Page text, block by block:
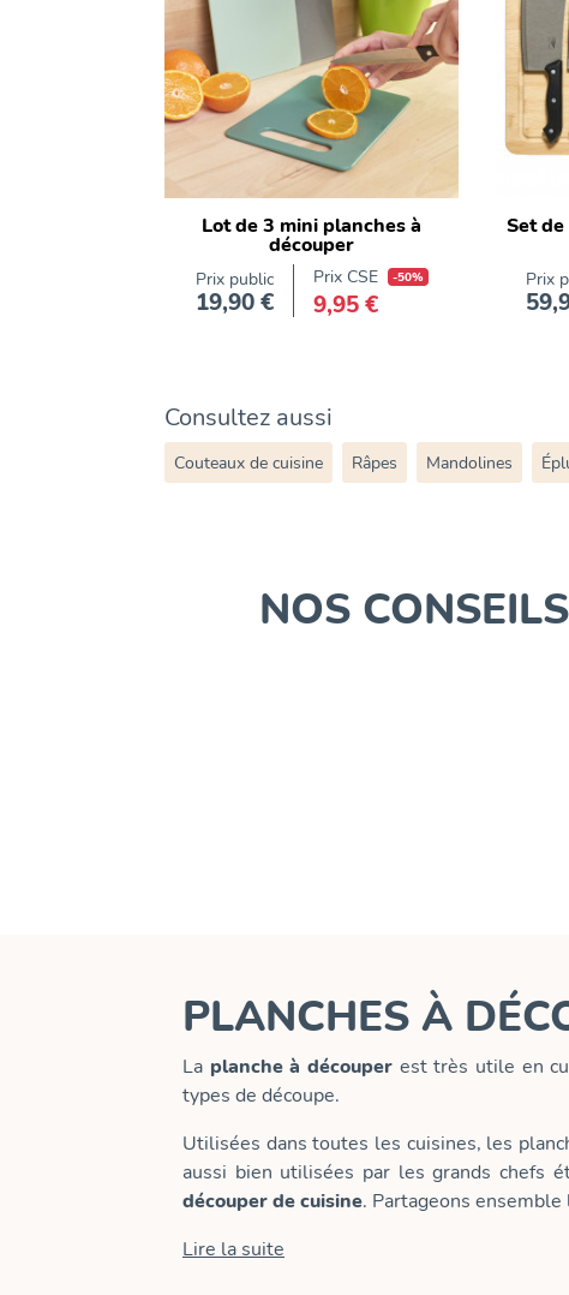
Lot de 3 mini planches à
découper
Prix public
Prix
19,90 €
Prix CSE -50%
9,95 €
Set
Prix
Consultez aussi
Couteaux de cuisine Râpes Mandolines
NOS
PLANCHES À
La planche à découper est très utile en
types de découpe.
Utilisées dans toutes les cuisines, les
aussi bien utilisées par les grands chefs
découper de cuisine. Partageons
Lire la suite